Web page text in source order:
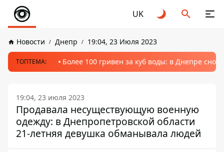
UK
Новости Днепр 19:04, 23 Июля 2023
ТОПТЕМА: Более 100 гривен за куб воды: в Днепре
19:04, 23 июля 2023
Продавала несуществующую военную
одежду: в Днепропетровской области
21-летняя девушка обманывала людей